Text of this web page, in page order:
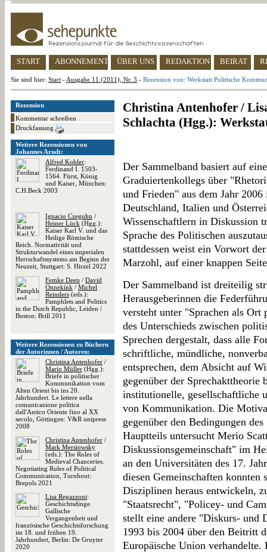
START ABONNEMENT ÜBER UNS REDAKTION BEIRAT
Sie sind hier: Start - Ausgabe 11 (2011), Nr. 3 - Rezension von: Werkstatt Politische
Rezension
Kommentar schreiben
Druckfassung
Weitere Rezensionen von
Johannes Arndt:
Alfred Kohler:
Ferdinand I. 1503-
1564. Fürst, König
und Kaiser, München:
C.H.Beck 2003
Ignacio Czeguhn /
Heiner Lück (Hgg.):
Kaiser Karl V. und das
Heilige Römische
Reich. Normativität und
Strukturwandel eines imperialen
Herrschaftssystems am Beginn der
Neuzeit, Stuttgart: S. Hirzel 2022
Femke Deen / David
Onnekink / Michel
Reinders (eds.):
Pamphlets and Politics
in the Dutch Republic, Leiden /
Boston: Brill 2011
Weitere Rezensionen zu Büchern
der Autorinnen / Autoren:
Christina Antenhofer /
Mario Müller (Hgg.):
Briefe in politischer
Kommunikation vom
Alten Orient bis ins 20.
Jahrhundert. Le lettere nella
comunicazione politica
dall'Antico Oriente fino al XX
secolo, Göttingen: V&R unipress
2008
Christina Antenhofer /
Mark Mersiowsky
(eds.): The Roles of
Medieval Chanceries.
Negotiating Rules of Political
Communication, Turnhout:
Brepols 2021
Lisa Regazzoni:
Geschichtsdinge.
Gallische
Vergangenheit und
französische Geschichtsforschung
im 18. und frühen 19.
Jahrhundert, Berlin: De Gruyter
2020
Christina Antenhofer /
Schlachta (Hgg.):
Der Sammelband basiert auf
Graduiertenkollegs über
und Frieden" aus dem Jahr
Deutschland, Italien und
Wissenschaftlern in Diskussion
Sprache des Politischen
stattdessen weist ein Vorwort
Marzohl, auf einer knappen
Der Sammelband ist dreiteilig
Herausgeberinnen die
versteht unter "Sprachen als
des Unterschieds zwischen
Sprechen dergestalt, dass alle
schriftliche, mündliche,
entsprechen, dem Absicht auf
gegenüber der
institutionelle, gesellschaftliche
von Kommunikation. Die
gegenüber den Bedingungen
Hauptteils untersucht Merio
Diskussionsgemeinschaft" im
an den Universitäten des 17.
diesen Gemeinschaften konnten
Disziplinen heraus entwickeln,
"Staatsrecht", "Policey- und
stellt eine andere "Diskurs- und
1993 bis 2004 über den Beitritt
Europäische Union verhandelte.